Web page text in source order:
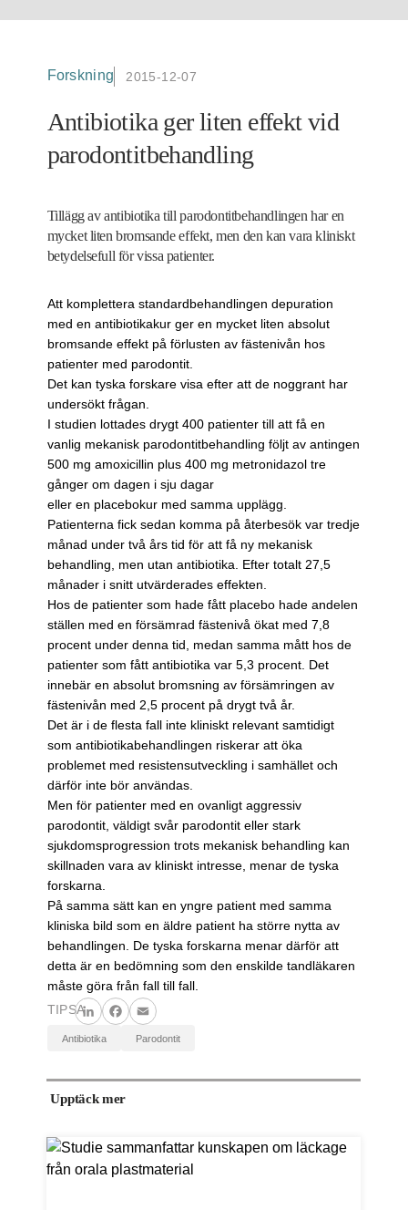
Forskning 2015-12-07
Antibiotika ger liten effekt vid
parodontitbehandling
Tillägg av antibiotika till parodontitbehandlingen har en
mycket liten bromsande effekt, men den kan vara kliniskt
betydelsefull för vissa patienter.
Att komplettera standardbehandlingen depuration
med en antibiotikakur ger en mycket liten absolut
bromsande effekt på förlusten av fästenivån hos
patienter med parodontit.
Det kan tyska forskare visa efter att de noggrant har
undersökt frågan.
I studien lottades drygt 400 patienter till att få en
vanlig mekanisk parodontitbehandling följt av antingen
500 mg amoxicillin plus 400 mg metronidazol tre
gånger om dagen i sju dagar
eller en placebokur med samma upplägg.
Patienterna fick sedan komma på återbesök var tredje
månad under två års tid för att få ny mekanisk
behandling, men utan antibiotika. Efter totalt 27,5
månader i snitt utvärderades effekten.
Hos de patienter som hade fått placebo hade andelen
ställen med en försämrad fästenivå ökat med 7,8
procent under denna tid, medan samma mått hos de
patienter som fått antibiotika var 5,3 procent. Det
innebär en absolut bromsning av försämringen av
fästenivån med 2,5 procent på drygt två år.
Det är i de flesta fall inte kliniskt relevant samtidigt
som antibiotikabehandlingen riskerar att öka
problemet med resistensutveckling i samhället och
därför inte bör användas.
Men för patienter med en ovanligt aggressiv
parodontit, väldigt svår parodontit eller stark
sjukdomsprogression trots mekanisk behandling kan
skillnaden vara av kliniskt intresse, menar de tyska
forskarna.
På samma sätt kan en yngre patient med samma
kliniska bild som en äldre patient ha större nytta av
behandlingen. De tyska forskarna menar därför att
detta är en bedömning som den enskilde tandläkaren
måste göra från fall till fall.
TIPSA
LinkedInFacebook
Email
antibiotika parodontit
Upptäck mer